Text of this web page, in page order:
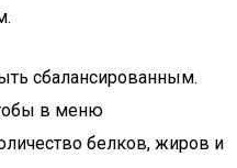
сбалансированным.
в меню
белков, жиров и